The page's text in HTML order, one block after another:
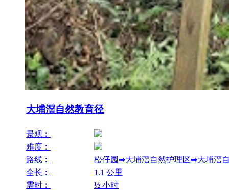
大埔滘自然教育径
景观︰
难度︰
路线︰
松仔园➡大埔滘自然护理区➡大埔滘
全长︰
1.1 公里
需时︰
½ 小时